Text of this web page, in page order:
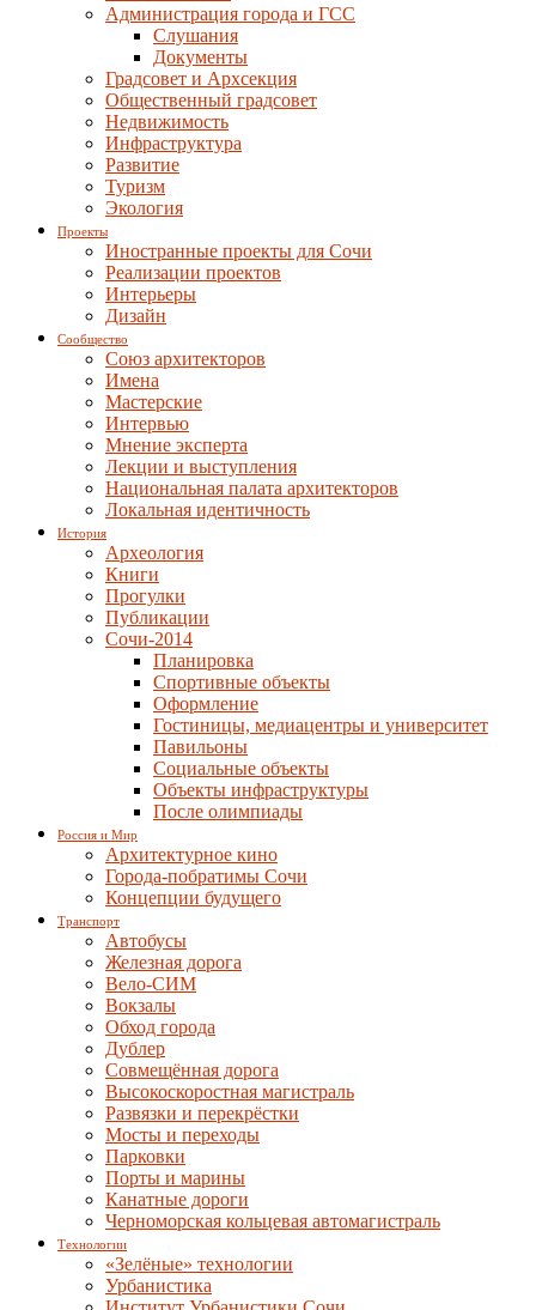
Администрация города и ГСС
Слушания
Документы
Градсовет и Архсекция
Общественный градсовет
Недвижимость
Инфраструктура
Развитие
Туризм
Экология
Проекты
Иностранные проекты для Сочи
Реализации проектов
Интерьеры
Дизайн
Сообщество
Союз архитекторов
Имена
Мастерские
Интервью
Мнение эксперта
Лекции и выступления
Национальная палата архитекторов
Локальная идентичность
История
Археология
Книги
Прогулки
Публикации
Сочи-2014
Планировка
Спортивные объекты
Оформление
Гостиницы, медиацентры и университет
Павильоны
Социальные объекты
Объекты инфраструктуры
После олимпиады
Россия и Мир
Архитектурное кино
Города-побратимы Сочи
Концепции будущего
Транспорт
Автобусы
Железная дорога
Вело-СИМ
Вокзалы
Обход города
Дублер
Совмещённая дорога
Высокоскоростная магистраль
Развязки и перекрёстки
Мосты и переходы
Парковки
Порты и марины
Канатные дороги
Черноморская кольцевая автомагистраль
Технологии
«Зелёные» технологии
Урбанистика